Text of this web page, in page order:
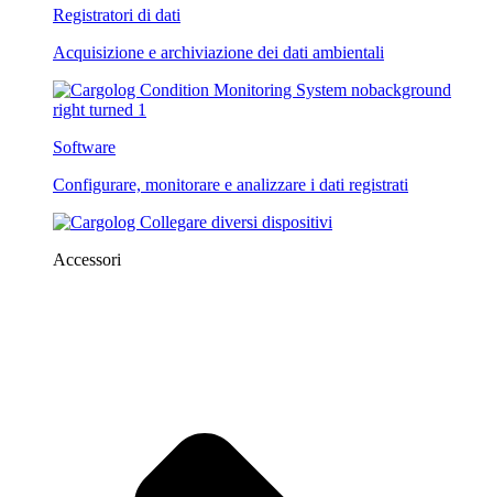
Registratori di dati
Acquisizione e archiviazione dei dati ambientali
Software
Configurare, monitorare e analizzare i dati registrati
Accessori